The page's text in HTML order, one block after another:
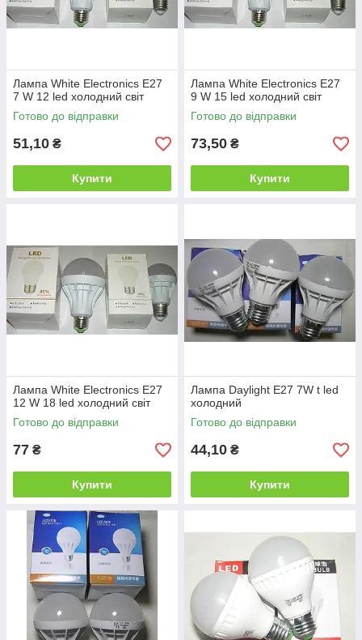
Лампа White Electronics E27
7 W 12 led холодний світ
Готово до відправки
51,10 ₴
Купити
Лампа White Electronics E27
9 W 15 led холодний світ
Готово до відправки
73,50 ₴
Купити
Лампа White Electronics E27
12 W 18 led холодний світ
Готово до відправки
77 ₴
Купити
Лампа Daylight E27 7W t led
холодний
Готово до відправки
44,10 ₴
Купити